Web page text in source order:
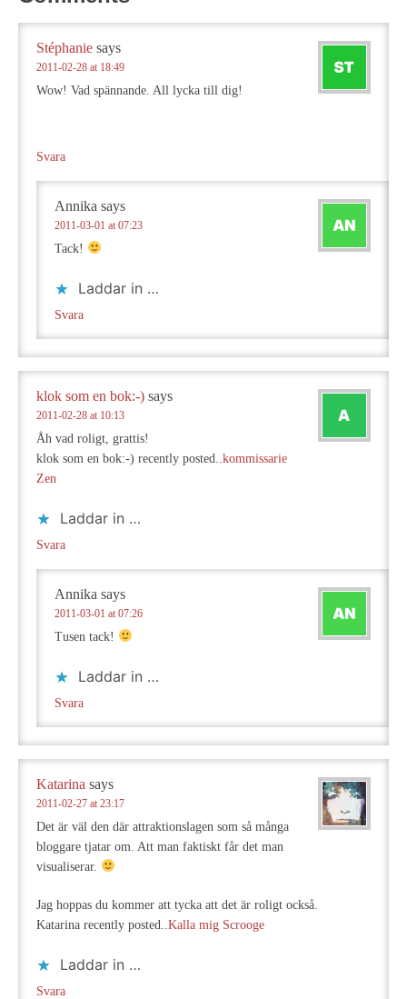
Stéphanie says
2011-02-28 at 18:49
Wow! Vad spännande. All lycka till dig!
Svara
Annika says
2011-03-01 at 07:23
Tack!
Laddar in …
Svara
klok som en bok:-) says
2011-02-28 at 10:13
Åh vad roligt, grattis!
klok som en bok:-) recently posted..kommissarie
Zen
Laddar in …
Svara
Annika says
2011-03-01 at 07:26
Tusen tack!
Laddar in …
Svara
Katarina says
2011-02-27 at 23:17
Det är väl den där attraktionslagen som så många
bloggare tjatar om. Att man faktiskt får det man
visualiserar.
Jag hoppas du kommer att tycka att det är roligt också.
Katarina recently posted..Kalla mig Scrooge
Laddar in …
Svara